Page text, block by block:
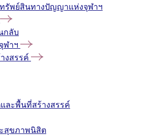
รัพย์สินทางปัญญาแห่งจุฬาฯ
กลับ
ฬาฯ
งสรรค์
ละพื้นที่สร้างสรรค์
สุขภาพนิสิต